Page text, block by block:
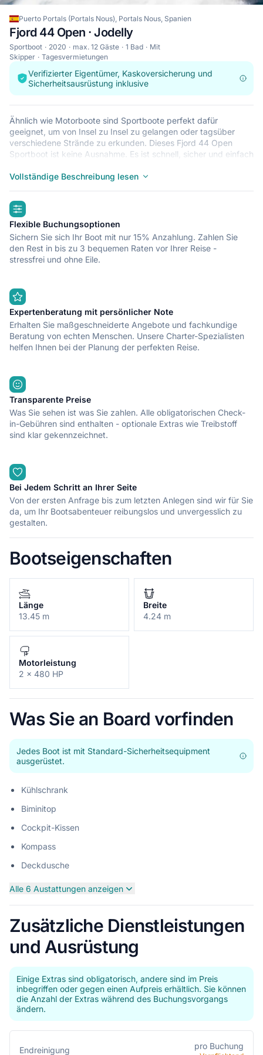
Puerto Portals (Portals Nous), Portals Nous, Spanien
Fjord 44 Open · Jodelly
Sportboot 2020 max. 12 Gäste 1 Bad
Mit
Skipper
Tagesvermietungen
Verifizierter Eigentümer, Kaskoversicherung und
Sicherheitsausrüstung inklusive
Ähnlich wie Motorboote sind Sportboote perfekt dafür
geeignet, um von Insel zu Insel zu gelangen oder tagsüber
verschiedene Strände zu erkunden. Dieses Fjord 44 Open
Sportboot ist keine Ausnahme. Es ist schnell, sicher und einfach
Fjord 44 Open liegt in Puerto Portals (Portals Nous), Portals
zu erkunden. Legen Sie los und spüren Sie die Begeisterung!
Vollständige Beschreibung lesen
highlights
Flexible Buchungsoptionen
Sichern Sie sich Ihr Boot mit nur 15% Anzahlung. Zahlen Sie
den Rest in bis zu 3 bequemen Raten vor Ihrer Reise -
stressfrei und ohne Eile.
Expertenberatung mit persönlicher Note
Erhalten Sie maßgeschneiderte Angebote und fachkundige
Beratung von echten Menschen. Unsere Charter-Spezialisten
helfen Ihnen bei der Planung der perfekten Reise.
Transparente Preise
Was Sie sehen ist was Sie zahlen. Alle obligatorischen Check-
in-Gebühren sind enthalten - optionale Extras wie Treibstoff
sind klar gekennzeichnet.
Bei Jedem Schritt an Ihrer Seite
Von der ersten Anfrage bis zum letzten Anlegen sind wir für Sie
da, um Ihr Bootsabenteuer reibungslos und unvergesslich zu
gestalten.
Bootseigenschaften
Länge
13.45 m
Breite
4.24 m
Motorleistung
2 x 480 HP
Was Sie an Board vorfinden
Jedes Boot ist mit Standard-Sicherheitsequipment
ausgerüstet.
Kühlschrank
Biminitop
Cockpit-Kissen
Kompass
Deckdusche
Alle 6 Austattungen anzeigen
Zusätzliche Dienstleistungen
und Ausrüstung
Einige Extras sind obligatorisch, andere sind im Preis
inbegriffen oder gegen einen Aufpreis erhältlich. Sie können
die Anzahl der Extras während des Buchungsvorgangs
ändern.
Endreinigung pro Buchung